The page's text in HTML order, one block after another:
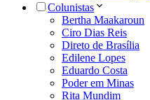
Colunistas
Bertha Maakaroun
Ciro Dias Reis
Direto de Brasília
Edilene Lopes
Eduardo Costa
Poder em Minas
Rita Mundim